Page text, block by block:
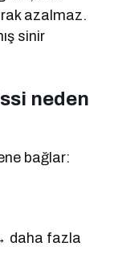
azalmaz.
sinir
neden
bağlar:
daha fazla